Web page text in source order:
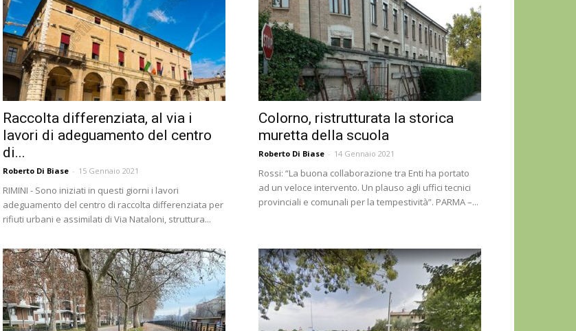
Raccolta differenziata, al via i
lavori di adeguamento del centro
di...
Roberto Di Biase - 15 Gennaio 2021
RIMINI - Sono iniziati in questi giorni i lavori
adeguamento del centro di raccolta differenziata per
rifiuti urbani e assimilati di Via Nataloni, struttura...
Colorno, ristrutturata la storica
muretta della scuola
Roberto Di Biase - 14 Gennaio 2021
Rossi: “La buona collaborazione tra Enti ha portato
ad un veloce intervento. Un plauso agli uffici tecnici
provinciali e comunali per la tempestività”. PARMA –...